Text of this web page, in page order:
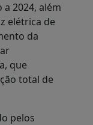
a 2024, além
elétrica de
da
que
total de
pelos